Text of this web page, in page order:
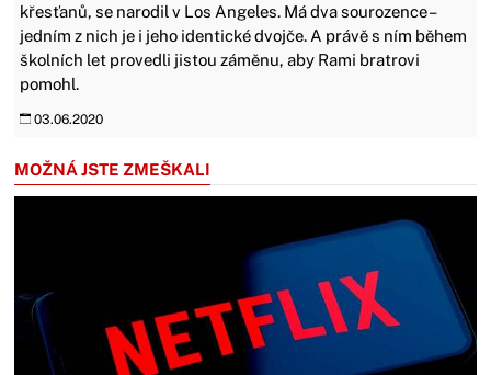
křesťanů, se narodil v Los Angeles. Má dva sourozence –
jedním z nich je i jeho identické dvojče. A právě s ním během
školních let provedli jistou záměnu, aby Rami bratrovi
pomohl.
03.06.2020
MOŽNÁ JSTE ZMEŠKALI